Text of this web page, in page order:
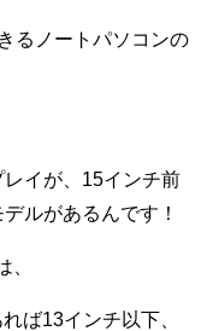
るノートパソコンの
イが、15インチ前
ルがあるんです！
、
ば13インチ以下、